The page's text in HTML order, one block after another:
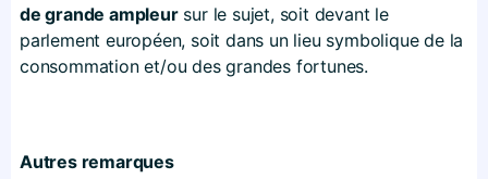
de grande ampleursur le sujet, soit devant le
parlement européen, soit dans un lieu symbolique de la
consommation et/ou des grandes fortunes.
Autres remarques